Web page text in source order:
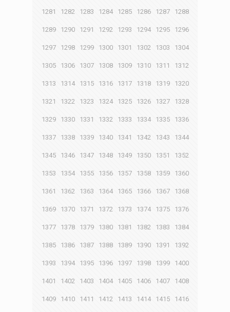
1281 1282 1283 1284 1285 1286 1287 1288
1289 1290 1291 1292 1293 1294 1295 1296
1297 1298 1299 1300 1301 1302 1303 1304
1305 1306 1307 1308 1309 1310 1311 1312
1313 1314 1315 1316 1317 1318 1319 1320
1321 1322 1323 1324 1325 1326 1327 1328
1329 1330 1331 1332 1333 1334 1335 1336
1337 1338 1339 1340 1341 1342 1343 1344
1345 1346 1347 1348 1349 1350 1351 1352
1353 1354 1355 1356 1357 1358 1359 1360
1361 1362 1363 1364 1365 1366 1367 1368
1369 1370 1371 1372 1373 1374 1375 1376
1377 1378 1379 1380 1381 1382 1383 1384
1385 1386 1387 1388 1389 1390 1391 1392
1393 1394 1395 1396 1397 1398 1399 1400
1401 1402 1403 1404 1405 1406 1407 1408
1409 1410 1411 1412 1413 1414 1415 1416